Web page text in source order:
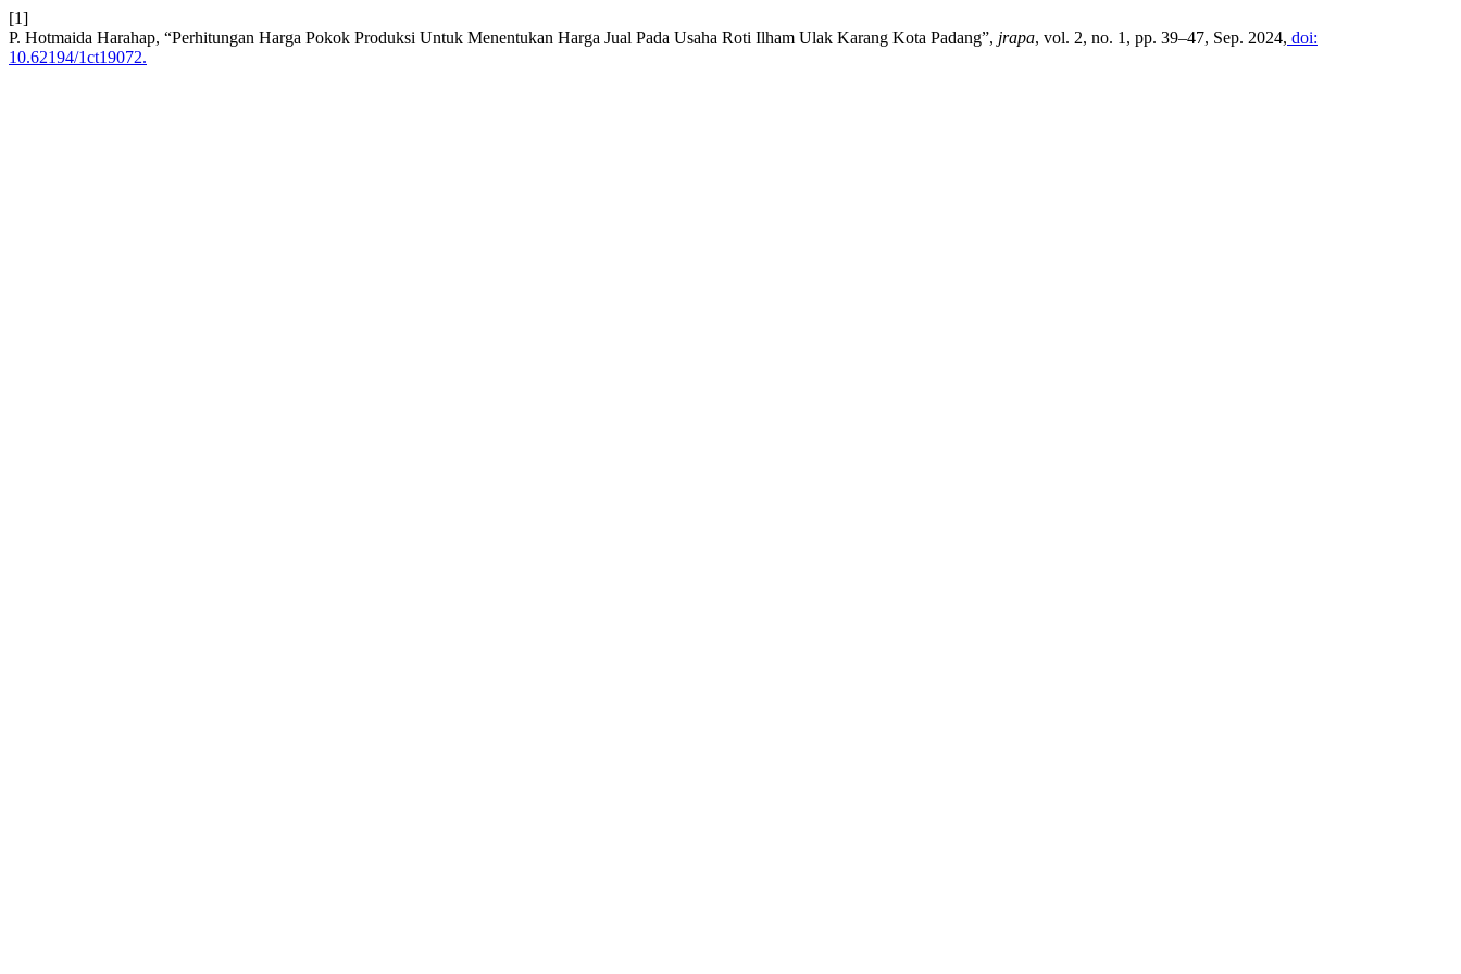
[1]
P. Hotmaida Harahap, “Perhitungan Harga Pokok Produksi Untuk Menentukan Harga Jual Pada Usaha Roti Ilham Ulak Karang Kota Padang”, jrapa, vol. 2, no. 1, pp. 39–47, Sep. 2024, doi:
10.62194/1ct19072.